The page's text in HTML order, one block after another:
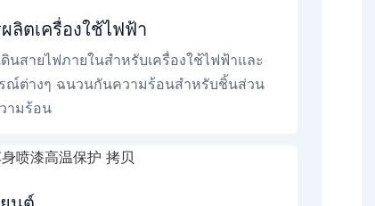
ลิตเครื่องใช้ไฟฟ้า
ดินสายไฟภายในสำหรับเครื่องใช้ไฟฟ้าและ
ณ์ต่างๆ ฉนวนกันความร้อนสำหรับชิ้นส่วน
ามร้อน